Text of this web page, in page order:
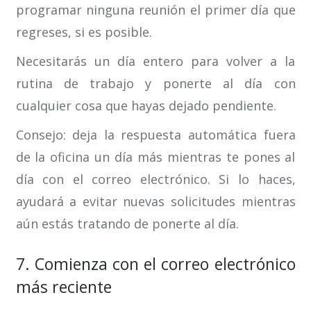
programar ninguna reunión el primer día que
regreses, si es posible.
Necesitarás un día entero para volver a la
rutina de trabajo y ponerte al día con
cualquier cosa que hayas dejado pendiente.
Consejo: deja la respuesta automática fuera
de la oficina un día más mientras te pones al
día con el correo electrónico. Si lo haces,
ayudará a evitar nuevas solicitudes mientras
aún estás tratando de ponerte al día.
7. Comienza con el correo electrónico
más reciente